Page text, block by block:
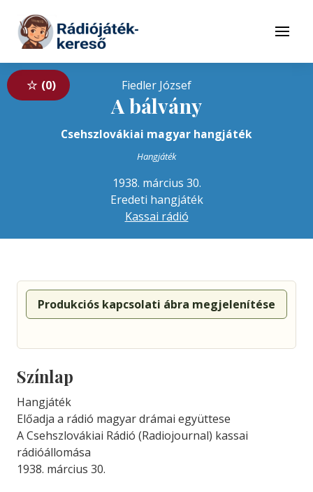
Tovább a tartalomhoz
Menü
0 Fiedler József
A bálvány
Csehszlovákiai magyar hangjáték
Hangjáték
1938. március 30.
Eredeti hangjáték
Kassai rádió
Produkciós kapcsolati ábra megjelenítése
Színlap
Hangjáték
Előadja a rádió magyar drámai együttese
A Csehszlovákiai Rádió (Radiojournal) kassai
rádióállomása
1938. március 30.